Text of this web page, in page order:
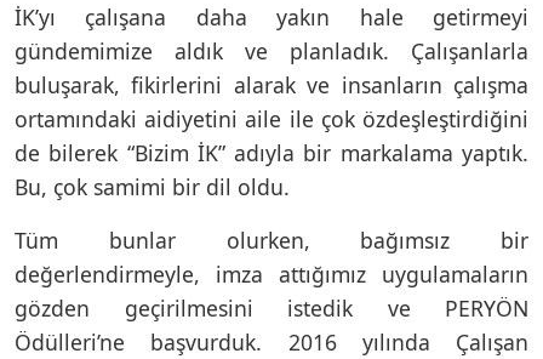
İK’yı çalışana daha yakın hale getirmeyi
gündemimize aldık ve planladık. Çalışanlarla
buluşarak, fikirlerini alarak ve insanların çalışma
ortamındaki aidiyetini aile ile çok özdeşleştirdiğini
de bilerek “Bizim İK” adıyla bir markalama yaptık.
Bu, çok samimi bir dil oldu.
Tüm bunlar olurken, bağımsız bir
değerlendirmeyle, imza attığımız uygulamaların
gözden geçirilmesini istedik ve PERYÖN
Ödülleri’ne başvurduk. 2016 yılında Çalışan